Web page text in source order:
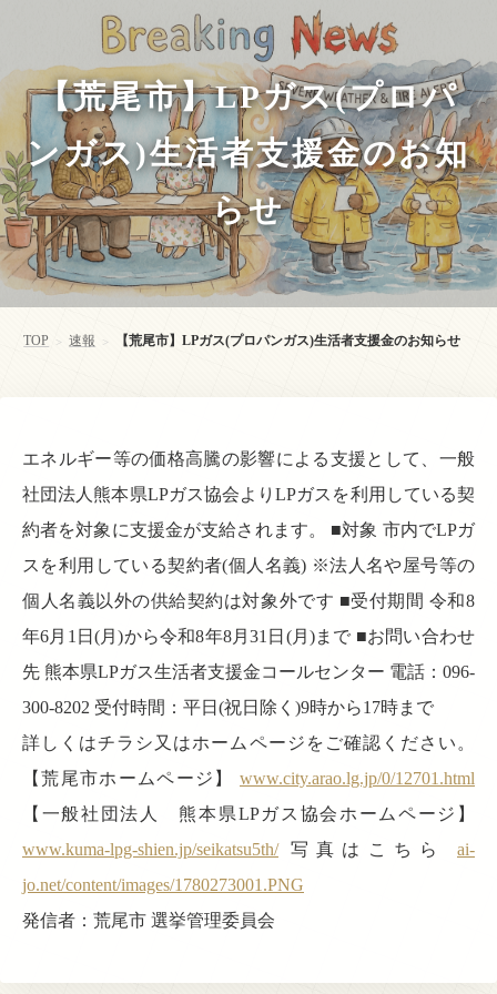
【荒尾市】LPガス(プロパ
ンガス)生活者支援金のお知
らせ
TOP > 速報 > 【荒尾市】LPガス(プロパンガス)生活者支援金のお知らせ
エネルギー等の価格高騰の影響による支援として、一般
社団法人熊本県LPガス協会よりLPガスを利用している契
約者を対象に支援金が支給されます。 ■対象 市内でLPガ
スを利用している契約者(個人名義) ※法人名や屋号等の
個人名義以外の供給契約は対象外です ■受付期間 令和8
年6月1日(月)から令和8年8月31日(月)まで ■お問い合わせ
先 熊本県LPガス生活者支援金コールセンター 電話：096-
300-8202 受付時間：平日(祝日除く)9時から17時まで
詳しくはチラシ又はホームページをご確認ください。
【荒尾市ホームページ】 www.city.arao.lg.jp/0/12701.html
【一般社団法人 熊本県LPガス協会ホームページ】
www.kuma-lpg-shien.jp/seikatsu5th/写真はこちら ai-
jo.net/content/images/1780273001.PNG
発信者：荒尾市 選挙管理委員会